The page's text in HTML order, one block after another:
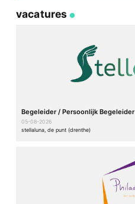
vacatures
Begeleider / Persoonlijk Begeleider
05-08-2026
stellaluna, de punt (drenthe)